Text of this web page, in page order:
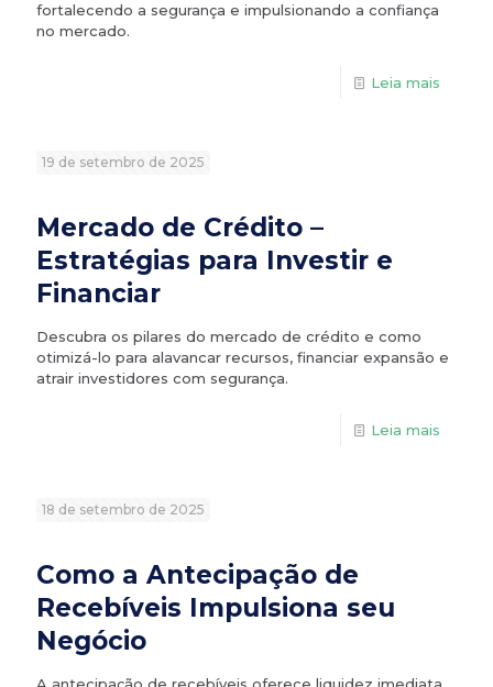
fortalecendo a segurança e impulsionando a confiança
no mercado.
Leia mais
19 de setembro de 2025
Mercado de Crédito –
Estratégias para Investir e
Financiar
Descubra os pilares do mercado de crédito e como
otimizá-lo para alavancar recursos, financiar expansão e
atrair investidores com segurança.
Leia mais
18 de setembro de 2025
Como a Antecipação de
Recebíveis Impulsiona seu
Negócio